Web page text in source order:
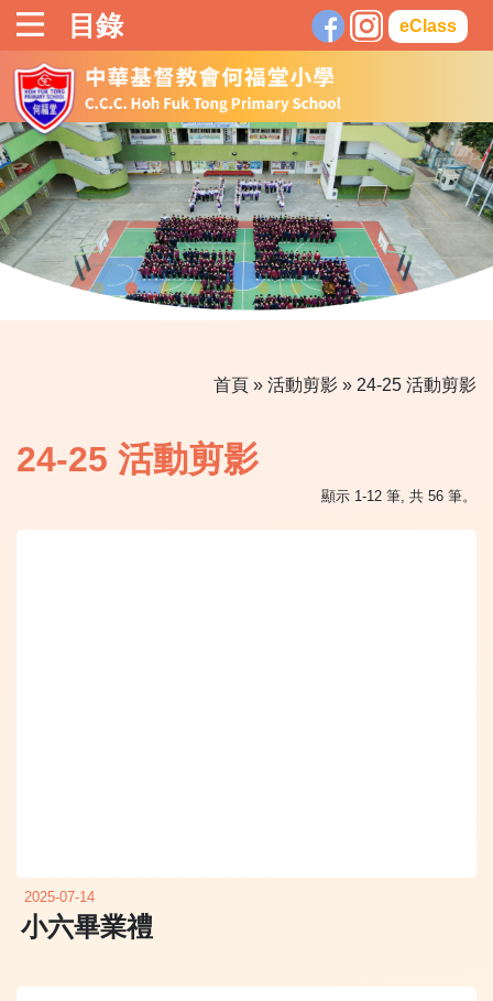
目錄 eClass
首頁 » 活動剪影 » 24-25 活動剪影
24-25 活動剪影
顯示 1-12 筆, 共 56 筆。
2025-07-14
小六畢業禮